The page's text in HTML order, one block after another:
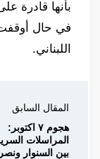
بأنها قادرة
في حال
اللبناني.
المقال السابق
هجوم ٧ اكتوبر:
المراسلات
بين السنوار ونصر